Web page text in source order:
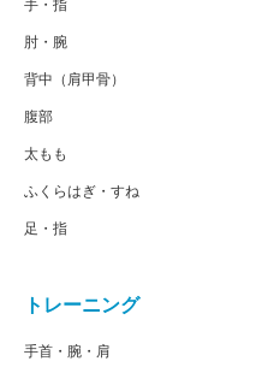
手・指
肘・腕
背中（肩甲骨）
腹部
太もも
ふくらはぎ・すね
足・指
トレーニング
手首・腕・肩